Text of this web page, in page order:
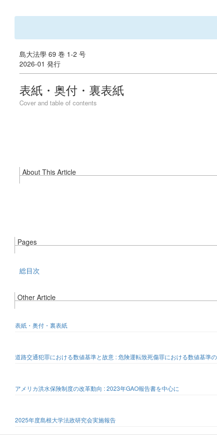
島大法學 69 巻 1-2 号
2026-01 発行
表紙・奥付・裏表紙
Cover and table of contents
About This Article
Pages
総目次
Other Article
表紙・奥付・裏表紙
道路交通犯罪における数値基準と故意 : 危険運転致死傷罪における数値基準
アメリカ洪水保険制度の改革動向 : 2023年GAO報告書を中心に
2025年度島根大学法政研究会実施報告